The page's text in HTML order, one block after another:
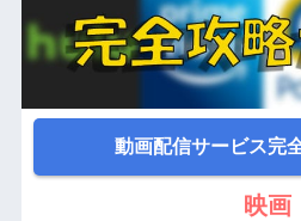
動画配信サービス完
映画